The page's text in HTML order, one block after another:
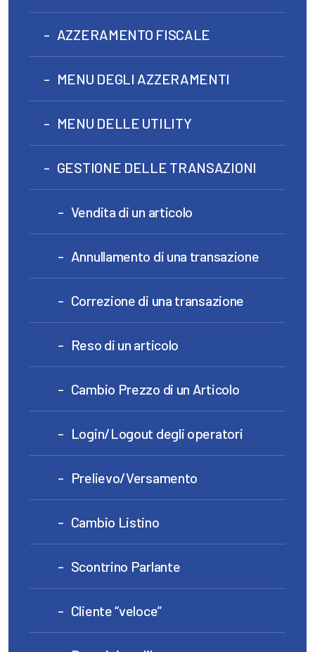
AZZERAMENTO FISCALE
MENU DEGLI AZZERAMENTI
MENU DELLE UTILITY
GESTIONE DELLE TRANSAZIONI
Vendita di un articolo
Annullamento di una transazione
Correzione di una transazione
Reso di un articolo
Cambio Prezzo di un Articolo
Login/Logout degli operatori
Prelievo/Versamento
Cambio Listino
Scontrino Parlante
Cliente “veloce”